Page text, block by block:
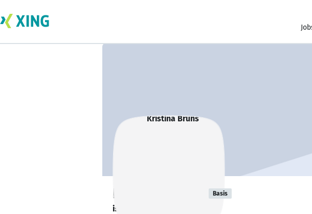
Kristina Bruns Basis
ist offen für Projekte. 🔎